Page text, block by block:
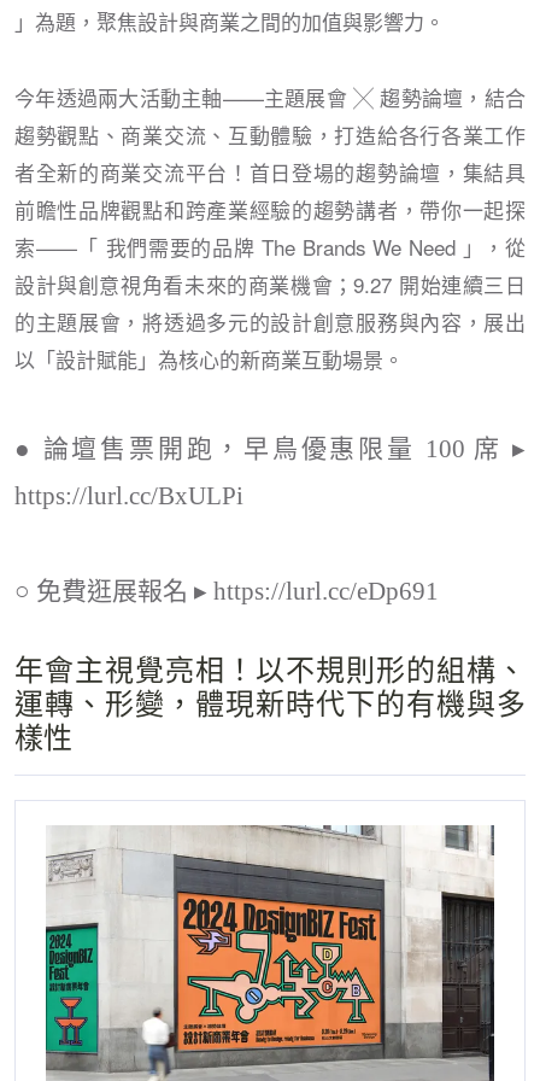
」為題，聚焦設計與商業之間的加值與影響力。
今年透過兩大活動主軸——主題展會 ╳ 趨勢論壇，結合
趨勢觀點、商業交流、互動體驗，打造給各行各業工作
者全新的商業交流平台！首日登場的趨勢論壇，集結具
前瞻性品牌觀點和跨產業經驗的趨勢講者，帶你一起探
索——「 我們需要的品牌 The Brands We Need 」，從
設計與創意視角看未來的商業機會；9.27 開始連續三日
的主題展會，將透過多元的設計創意服務與內容，展出
以「設計賦能」為核心的新商業互動場景。
● 論壇售票開跑，早鳥優惠限量 100 席 ▸
https://lurl.cc/BxULPi
○ 免費逛展報名 ▸ https://lurl.cc/eDp691
年會主視覺亮相！以不規則形的組構、
運轉、形變，體現新時代下的有機與多
樣性